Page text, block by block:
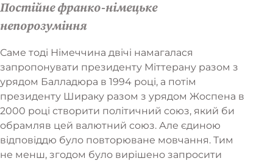
Постійне франко-німецьке
непорозуміння
Саме тоді Німеччина двічі намагалася
запропонувати президенту Міттерану разом з
урядом Балладюра в 1994 році, а потім
президенту Шираку разом з урядом Жоспена в
2000 році створити політичний союз, який би
обрамляв цей валютний союз. Але єдиною
відповіддю було повторюване мовчання. Тим
не менш, згодом було вирішено запросити